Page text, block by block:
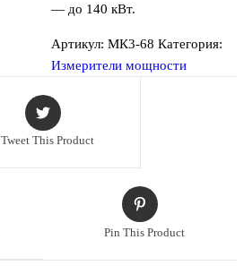
— до 140 кВт.
Артикул: МК3-68 Категория:
Измерители мощности
Tweet This Product
Pin This Product